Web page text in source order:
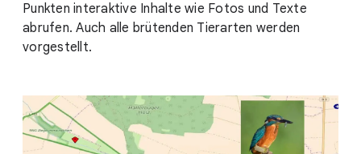
Punkten interaktive Inhalte wie Fotos und Texte
abrufen. Auch alle brütenden Tierarten werden
vorgestellt.